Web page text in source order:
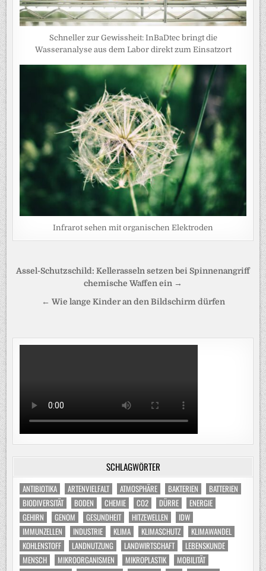
Schneller zur Gewissheit: InBaDtec bringt die
Wasseranalyse aus dem Labor direkt zum Einsatzort
Infrarot sehen mit organischen Elektroden
Beitragsnavigation
Assel-Schutzschild: Kellerasseln setzen bei Spinnenangriff
chemische Waffen ein →
← Wie lange Kinder an den Bildschirm dürfen
SCHLAGWÖRTER
ANTIBIOTIKA ARTENVIELFALT ATMOSPHÄRE BAKTERIEN
BATTERIEN
BIODIVERSITÄT
BODEN CHEMIE CO2 DÜRRE
ENERGIE
GEHIRN
GENOM GESUNDHEIT HITZEWELLEN
IDW
IMMUNZELLEN
INDUSTRIE KLIMA KLIMASCHUTZ
KLIMAWANDEL
KOHLENSTOFF
LANDNUTZUNG LANDWIRTSCHAFT
LEBENSKUNDE
MENSCH
MIKROORGANISMEN MIKROPLASTIK
MOBILITÄT